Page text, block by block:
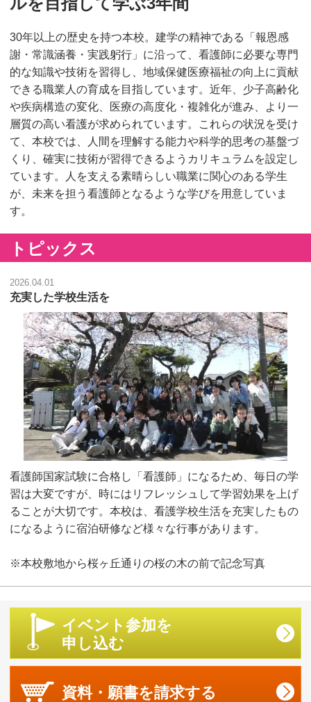
30年以上の歴史を持つ本校。建学の精神である「報恩感
謝・常識涵養・実践躬行」に沿って、看護師に必要な専門
的な知識や技術を習得し、地域保健医療福祉の向上に貢献
できる職業人の育成を目指しています。近年、少子高齢化
や疾病構造の変化、医療の高度化・複雑化が進み、より一
層質の高い看護が求められています。これらの状況を受け
て、本校では、人間を理解する能力や科学的思考の基盤づ
くり、確実に技術が習得できるようカリキュラムを設定し
ています。人を支える素晴らしい職業に関心のある学生
が、未来を担う看護師となるような学びを用意していま
す。
トピックス
2026.04.01
充実した学校生活を
看護師国家試験に合格し「看護師」になるため、毎日の学
習は大変ですが、時にはリフレッシュして学習効果を上げ
ることが大切です。本校は、看護学校生活を充実したもの
になるように宿泊研修など様々な行事があります。
※本校敷地から桜ヶ丘通りの桜の木の前で記念写真
イベント参加を
申し込む
資料・願書を請求する